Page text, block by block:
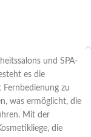
und SPA-
es die
zu
was ermöglicht, die
Mit der
die